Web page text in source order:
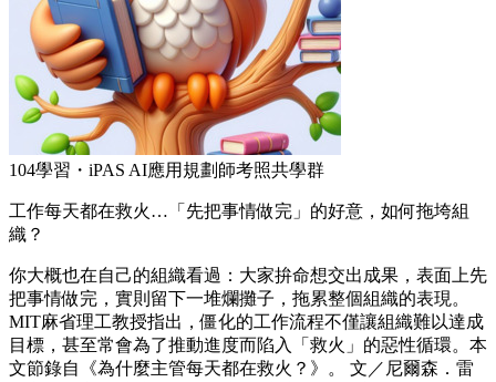
104學習・iPAS AI應用規劃師考照共學群
工作每天都在救火…「先把事情做完」的好意，如何拖垮組
織？
你大概也在自己的組織看過：大家拚命想交出成果，表面上先
把事情做完，實則留下一堆爛攤子，拖累整個組織的表現。
MIT麻省理工教授指出，僵化的工作流程不僅讓組織難以達成
目標，甚至常會為了推動進度而陷入「救火」的惡性循環。本
文節錄自《為什麼主管每天都在救火？》。 文／尼爾森．雷